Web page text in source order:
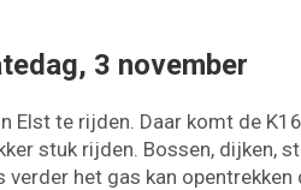
3 november
Elst te rijden. Daar komt de
stuk rijden. Bossen, dijken,
het gas kan